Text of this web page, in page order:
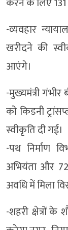
-व्यवहार
खरीदने की
आएंगे।
-मुख्यमंत्री
को किडनी
स्वीकृति दी गई।
-पथ निर्माण
अभियंता और
अवधि में मिला
-शहरी क्षेत्रों